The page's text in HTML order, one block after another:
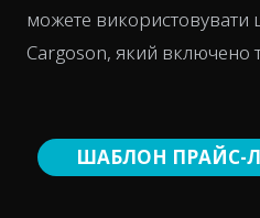
можете використовувати
Cargoson, який включено
ШАБЛОН ПРАЙС-